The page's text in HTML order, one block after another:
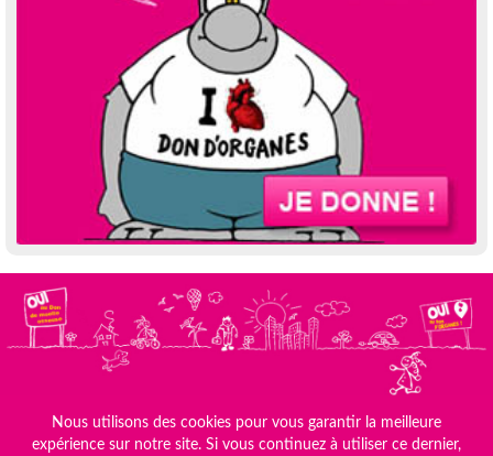
Le site de FRANCE ADOT
Mentions Légales
Nous utilisons des cookies pour vous garantir la meilleure
expérience sur notre site. Si vous continuez à utiliser ce dernier,